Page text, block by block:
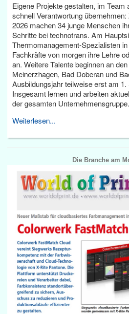
Eigene Projekte gestalten, im Team
schnell Verantwortung
2026 machen 34 junge Menschen
Schritte bei technotrans. Am
Thermomanagement-Spezialisten
Fachkräfte von morgen ihre Lehre
an. Weitere Talente beginnen an
Meinerzhagen, Bad Doberan und
Ausbildungsjahr teilweise erst am
Insgesamt lernen und arbeiten
der gesamten Unternehmensgruppe.
Weiterlesen...
Die Branche am